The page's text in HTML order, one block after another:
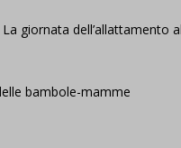
giornata dell’allattamento
bambole-mamme